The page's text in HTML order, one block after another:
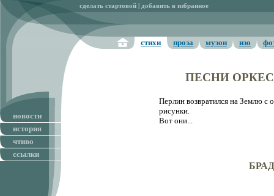
сделать стартовой добавить в избранное
стихи проза музон изо
новости
история
чтиво
ссылки
ПЕСНИ
Перлин возвратился на Землю с
рисунки.
Вот они...